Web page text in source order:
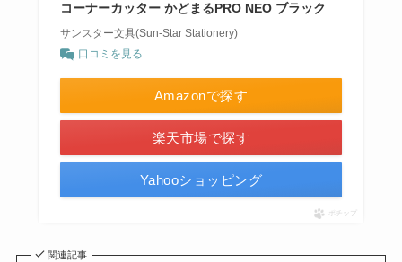
コーナーカッター かどまるPRO NEO ブラック
サンスター文具(Sun-Star Stationery)
口コミを見る
Amazonで探す
楽天市場で探す
Yahooショッピング
ポチップ
関連記事